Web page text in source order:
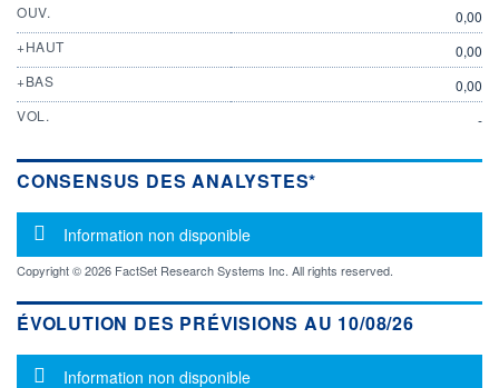
OUV.
0,00
+HAUT
0,00
+BAS
0,00
VOL.
-
CONSENSUS DES ANALYSTES*
Message d'information
Information non disponible
Copyright © 2026 FactSet Research Systems Inc. All rights reserved.
ÉVOLUTION DES PRÉVISIONS AU 10/08/26
Message d'information
Information non disponible